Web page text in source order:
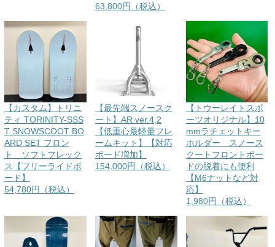
63,800円（税込）
【カスタム】トリニ
ティ TORINITY-SSS
T SNOWSCOOT BO
ARD SET フロン
ト ソフトフレック
ス【フリーライドボ
ード】
54,780円（税込）
【最先端スノースク
ート】AR ver.4,2
【低重心最軽量フレ
ームキット】【対応
ボード増加】
154,000円（税込）
【トウーレイトスポ
ーツオリジナル】10
mmラチェットキー
ホルダー スノース
クートフロントボー
ドの脱着にも便利
【M6ナットなど対
応】
1,980円（税込）